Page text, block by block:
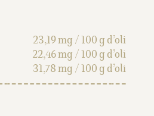
23,19 mg / 100 g d’oli
22,46 mg / 100 g d’oli
31,78 mg / 100 g d’oli